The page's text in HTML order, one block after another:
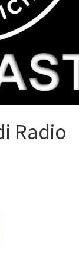
Radio